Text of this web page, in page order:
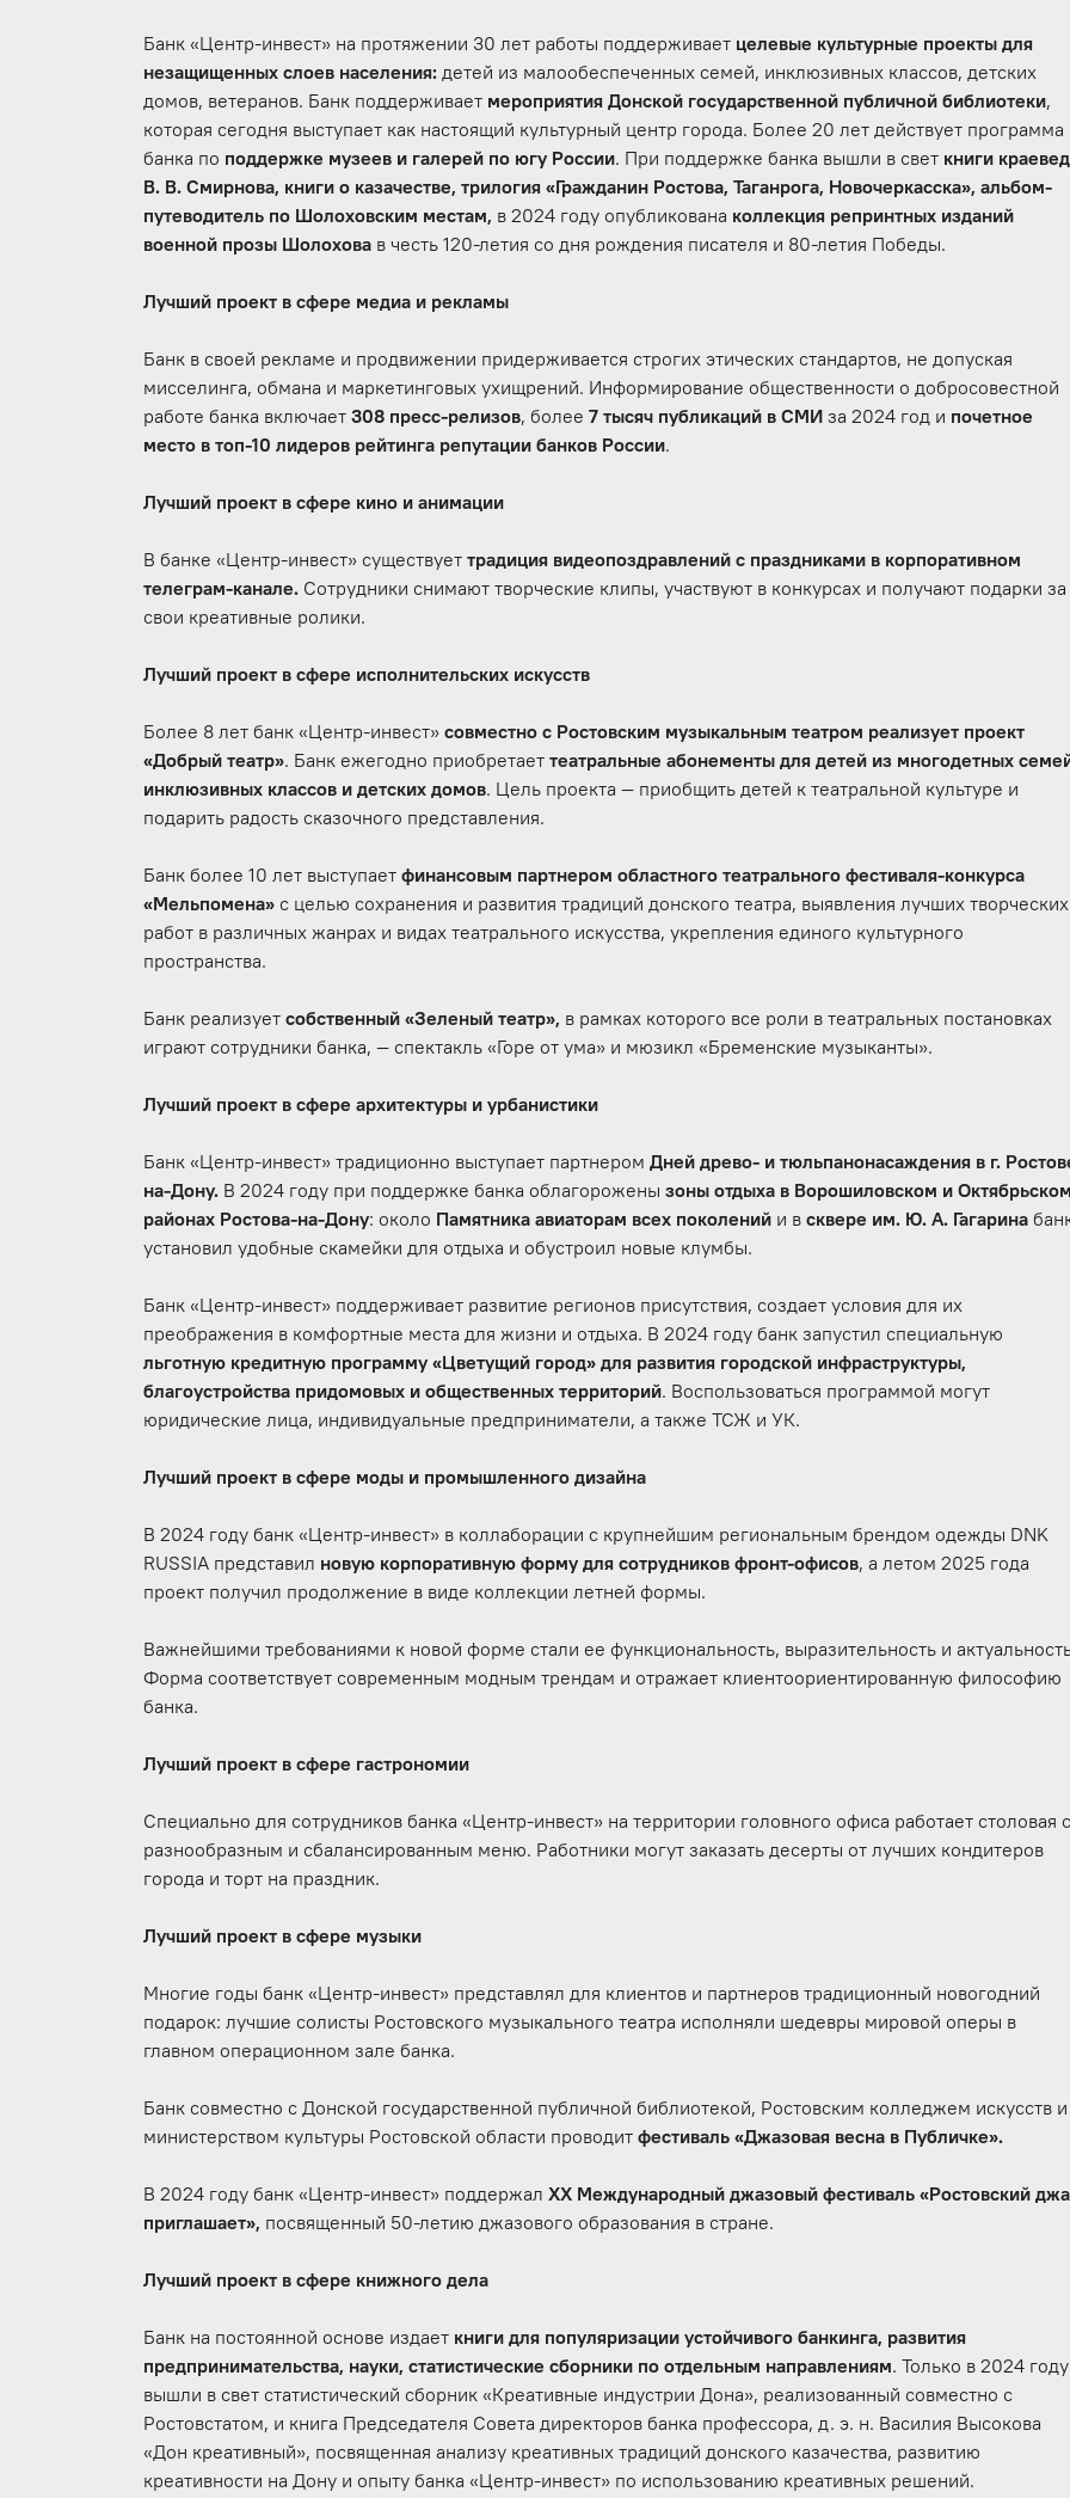
Банк «Центр-инвест» на протяжении 30 лет работы поддерживает целевые культурные проекты для
незащищенных слоев населения: детей из малообеспеченных семей, инклюзивных классов, детских
домов, ветеранов. Банк поддерживает мероприятия Донской государственной публичной библиотеки,
которая сегодня выступает как настоящий культурный центр города. Более 20 лет действует программа
банка по поддержке музеев и галерей по югу России. При поддержке банка вышли в свет книги
В. В. Смирнова, книги о казачестве, трилогия «Гражданин Ростова, Таганрога, Новочеркасска», альбом-
путеводитель по Шолоховским местам, в 2024 году опубликована коллекция репринтных изданий
военной прозы Шолохова в честь 120-летия со дня рождения писателя и 80-летия Победы.
Лучший проект в сфере медиа и рекламы
Банк в своей рекламе и продвижении придерживается строгих этических стандартов, не допуская
мисселинга, обмана и маркетинговых ухищрений. Информирование общественности о добросовестной
работе банка включает308 пресс-релизов, более7 тысяч публикаций в СМИ за 2024 год и почетное
место в топ-10 лидеров рейтинга репутации банков России.
Лучший проект в сфере кино и анимации
В банке «Центр-инвест» существуеттрадиция видеопоздравлений с праздниками в корпоративном
телеграм-канале. Сотрудники снимают творческие клипы, участвуют в конкурсах и получают подарки за
свои креативные ролики.
Лучший проект в сфере исполнительских искусств
Более 8 лет банк «Центр-инвест»совместно с Ростовским музыкальным театром реализует проект
«Добрый театр». Банк ежегодно приобретаеттеатральные абонементы для детей из многодетных
инклюзивных классов и детских домов. Цель проекта — приобщить детей к театральной культуре и
подарить радость сказочного представления.
Банк более 10 лет выступаетфинансовым партнером областного театрального фестиваля-конкурса
«Мельпомена» с целью сохранения и развития традиций донского театра, выявления лучших творческих
работ в различных жанрах и видах театрального искусства, укрепления единого культурного
пространства.
Банк реализуетсобственный «Зеленый театр», в рамках которого все роли в театральных постановках
играют сотрудники банка, — спектакль «Горе от ума» и мюзикл «Бременские музыканты».
Лучший проект в сфере архитектуры и урбанистики
Банк «Центр-инвест» традиционно выступает партнеромДней древо- и тюльпанонасаждения в г.
на-Дону. В 2024 году при поддержке банка облагороженызоны отдыха в Ворошиловском и
районах Ростова-на-Дону: около Памятника авиаторам всех поколений и всквере им. Ю. А. Гагарина
установил удобные скамейки для отдыха и обустроил новые клумбы.
Банк «Центр-инвест» поддерживает развитие регионов присутствия, создает условия для их
преображения в комфортные места для жизни и отдыха. В 2024 году банк запустил специальную
льготную кредитную программу «Цветущий город» для развития городской инфраструктуры,
благоустройства придомовых и общественных территорий. Воспользоваться программой могут
юридические лица, индивидуальные предприниматели, а также ТСЖ и УК.
Лучший проект в сфере моды и промышленного дизайна
В 2024 году банк «Центр-инвест» в коллаборации с крупнейшим региональным брендом одежды DNK
RUSSIA представил новую корпоративную форму для сотрудников фронт-офисов, а летом 2025 года
проект получил продолжение в виде коллекции летней формы.
Важнейшими требованиями к новой форме стали ее функциональность, выразительность и
Форма соответствует современным модным трендам и отражает клиентоориентированную философию
банка.
Лучший проект в сфере гастрономии
Специально для сотрудников банка «Центр-инвест» на территории головного офиса работает столовая
разнообразным и сбалансированным меню. Работники могут заказать десерты от лучших кондитеров
города и торт на праздник.
Лучший проект в сфере музыки
Многие годы банк «Центр-инвест» представлял для клиентов и партнеров традиционный новогодний
подарок: лучшие солисты Ростовского музыкального театра исполняли шедевры мировой оперы в
главном операционном зале банка.
Банк совместно с Донской государственной публичной библиотекой, Ростовским колледжем искусств и
министерством культуры Ростовской области проводитфестиваль «Джазовая весна в Публичке».
В 2024 году банк «Центр-инвест» поддержалXX Международный джазовый фестиваль «Ростовский
приглашает», посвященный 50-летию джазового образования в стране.
Лучший проект в сфере книжного дела
Банк на постоянной основе издает книги для популяризации устойчивого банкинга, развития
предпринимательства, науки, статистические сборники по отдельным направлениям. Только в 2024 году
вышли в свет статистический сборник «Креативные индустрии Дона», реализованный совместно с
Ростовстатом, и книга Председателя Совета директоров банка профессора, д. э. н. Василия Высокова
«Дон креативный», посвященная анализу креативных традиций донского казачества, развитию
креативности на Дону и опыту банка «Центр-инвест» по использованию креативных решений.